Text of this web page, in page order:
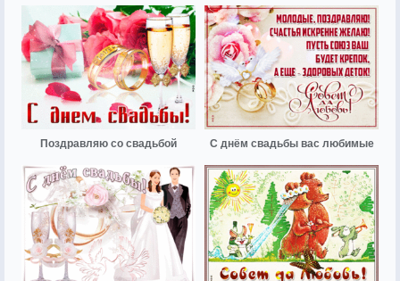
Поздравляю со свадьбой С днём свадьбы вас любимые